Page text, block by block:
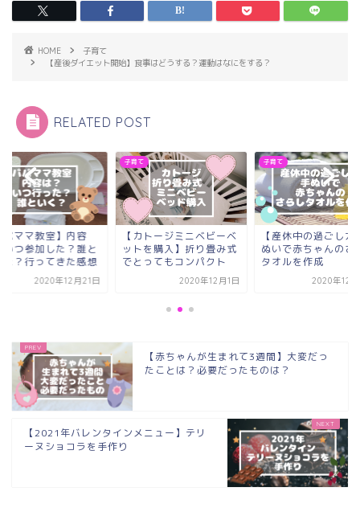
HOME
子育て
【産後ダイエット開始】食事はどうする？運動はなにをする？
RELATED POST
パママ教室】内容
いつ参加した？誰と
た？行ってきた感想
2020年12月21日
子育て
【カトージミニベビーベ
ットを購入】折り畳み式
でとってもコンパクト
2020年12月1日
子育て
【産休中の過ごし方
ぬいで赤ちゃんのさ
タオルを作成
2020年12
【赤ちゃんが生まれて3週間】大変だっ
たことは？必要だったものは？
【2021年バレンタインメニュー】テリ
ーヌショコラを手作り